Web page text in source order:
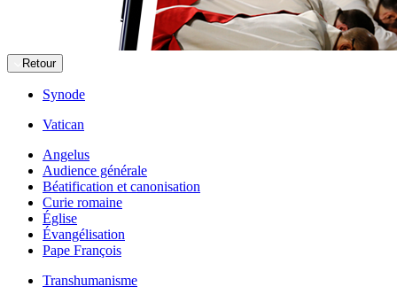
Retour
Synode
Vatican
Angelus
Audience générale
Béatification et canonisation
Curie romaine
Église
Évangélisation
Pape François
Transhumanisme